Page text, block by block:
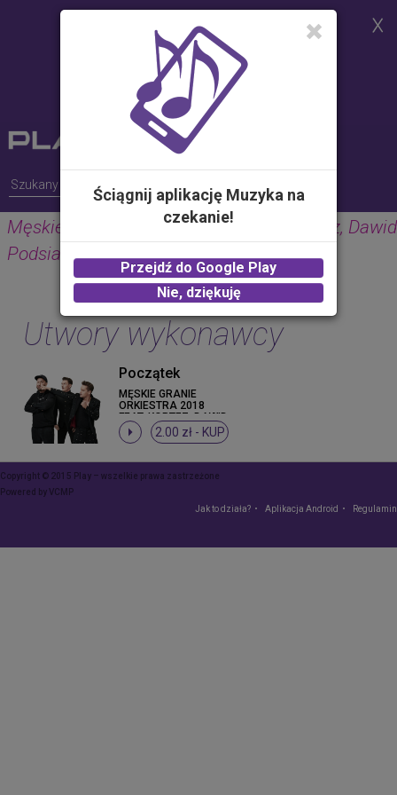
celu realizacji usług i zgodnie z
Polityką Plików Cookies.
Możesz określić warunki
przechowywania lub dostępu do
plików cookies w Twojej
przeglądarce
Męskie Granie Orkiestra 2018 feat. Kortez, Dawid
Podsiadło, Krzysztof Zalewski
Utwory wykonawcy
Początek
MĘSKIE GRANIE
ORKIESTRA 2018
FEAT. KORTEZ, DAWID
PODSIADŁO,
KRZYSZTOF
2.00 zł - KUP
Copyright © 2015 Play – wszelkie prawa zastrzeżone
Powered byVCMP
Jak to działa?
Aplikacja Android Regulamin
Ściągnij aplikację Muzyka na
czekanie!
Przejdź do Google Play
Nie, dziękuję